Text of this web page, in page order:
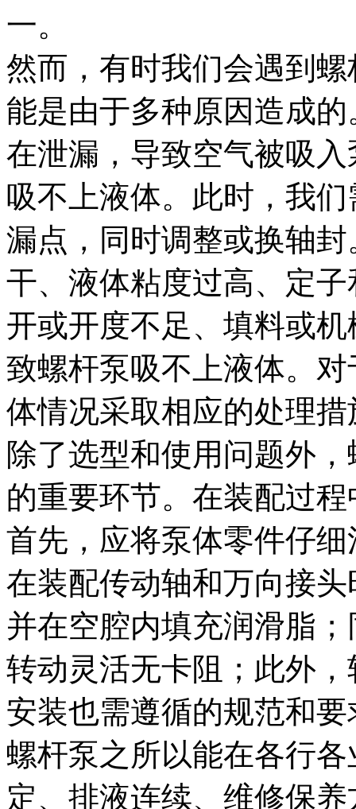
一。
然而，有时我们会遇到
能是由于多种原因造成
在泄漏，导致空气被吸
吸不上液体。此时，我
漏点，同时调整或换轴
干、液体粘度过高、定
开或开度不足、填料或
致螺杆泵吸不上液体。
体情况采取相应的处理措
除了选型和使用问题外
的重要环节。在装配过
首先，应将泵体零件仔
在装配传动轴和万向接
并在空腔内填充润滑脂
转动灵活无卡阻；此外
安装也需遵循的规范和要
螺杆泵之所以能在各行
定、排液连续、维修保